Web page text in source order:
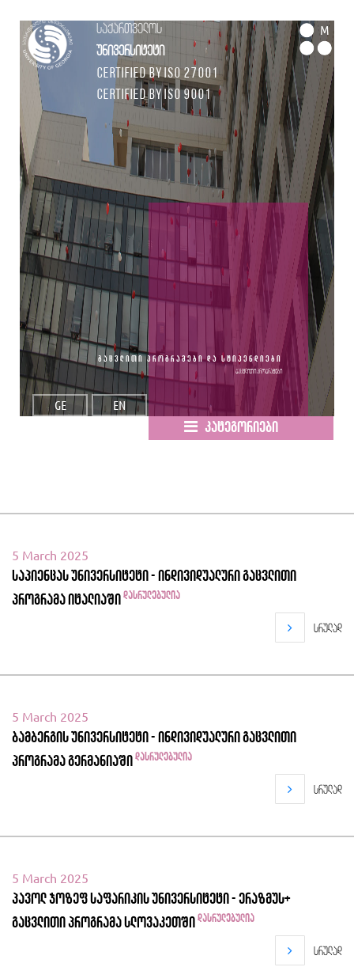
საქართველოს
უნივერსიტეტი
Certified by ISO 27001
Certified by ISO 9001
M
GE EN
გაცვლითი პროგრამები და სტიპენდიები
გაცვლითი პროგრამები
კატეგორიები
5 March 2025
საპიენცას უნივერსიტეტი - ინდივიდუალური გაცვლითი
პროგრამა იტალიაში დასრულებულია
სრულად
5 March 2025
ბამბერგის უნივერსიტეტი - ინდივიდუალური გაცვლითი
პროგრამა გერმანიაში დასრულებულია
სრულად
5 March 2025
პავოლ ჯოზეფ საფარიკის უნივერსიტეტი - ერაზმუს+
გაცვლითი პროგრამა სლოვაკეთში დასრულებულია
სრულად